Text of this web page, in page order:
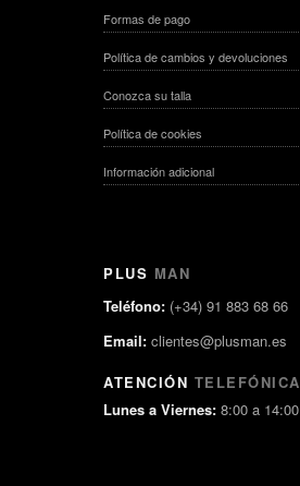
Formas de pago
Política de cambios y devoluciones
Conozca su talla
Política de cookies
Información adicional
PLUS MAN
Teléfono: (+34) 91 883 68 66
Email: clientes@plusman.es
ATENCIÓN TELEFÓNICA
Lunes a Viernes: 8:00 a 14:00